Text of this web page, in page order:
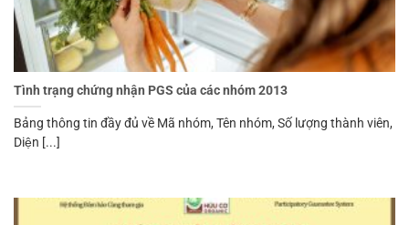
Tình trạng chứng nhận PGS của các nhóm 2013
Bảng thông tin đầy đủ về Mã nhóm, Tên nhóm, Số lượng thành viên,
Diện [...]